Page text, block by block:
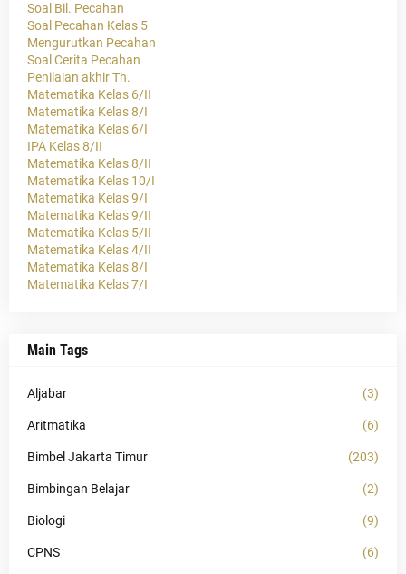
Soal Bil. Pecahan
Soal Pecahan Kelas 5
Mengurutkan Pecahan
Soal Cerita Pecahan
Penilaian akhir Th.
Matematika Kelas 6/II
Matematika Kelas 8/I
Matematika Kelas 6/I
IPA Kelas 8/II
Matematika Kelas 8/II
Matematika Kelas 10/I
Matematika Kelas 9/I
Matematika Kelas 9/II
Matematika Kelas 5/II
Matematika Kelas 4/II
Matematika Kelas 8/I
Matematika Kelas 7/I
Main Tags
Aljabar (3)
Aritmatika (6)
Bimbel Jakarta Timur (203)
Bimbingan Belajar (2)
Biologi (9)
CPNS (6)